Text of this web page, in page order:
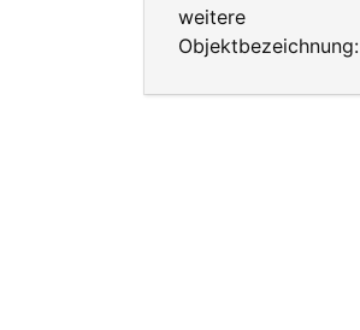
weitere
Objektbezeichnung: